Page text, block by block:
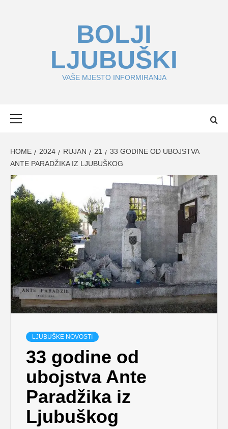
BOLJI
LJUBUŠKI
VAŠE MJESTO INFORMIRANJA
HOME 2024 RUJAN 21
33 GODINE OD UBOJSTVA
ANTE PARADŽIKA IZ LJUBUŠKOG
LJUBUŠKE NOVOSTI
33 godine od
ubojstva Ante
Paradžika iz
Ljubuškog